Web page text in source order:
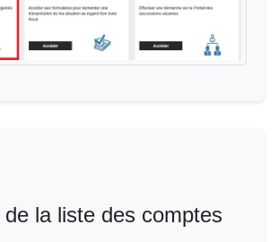
de la liste des comptes